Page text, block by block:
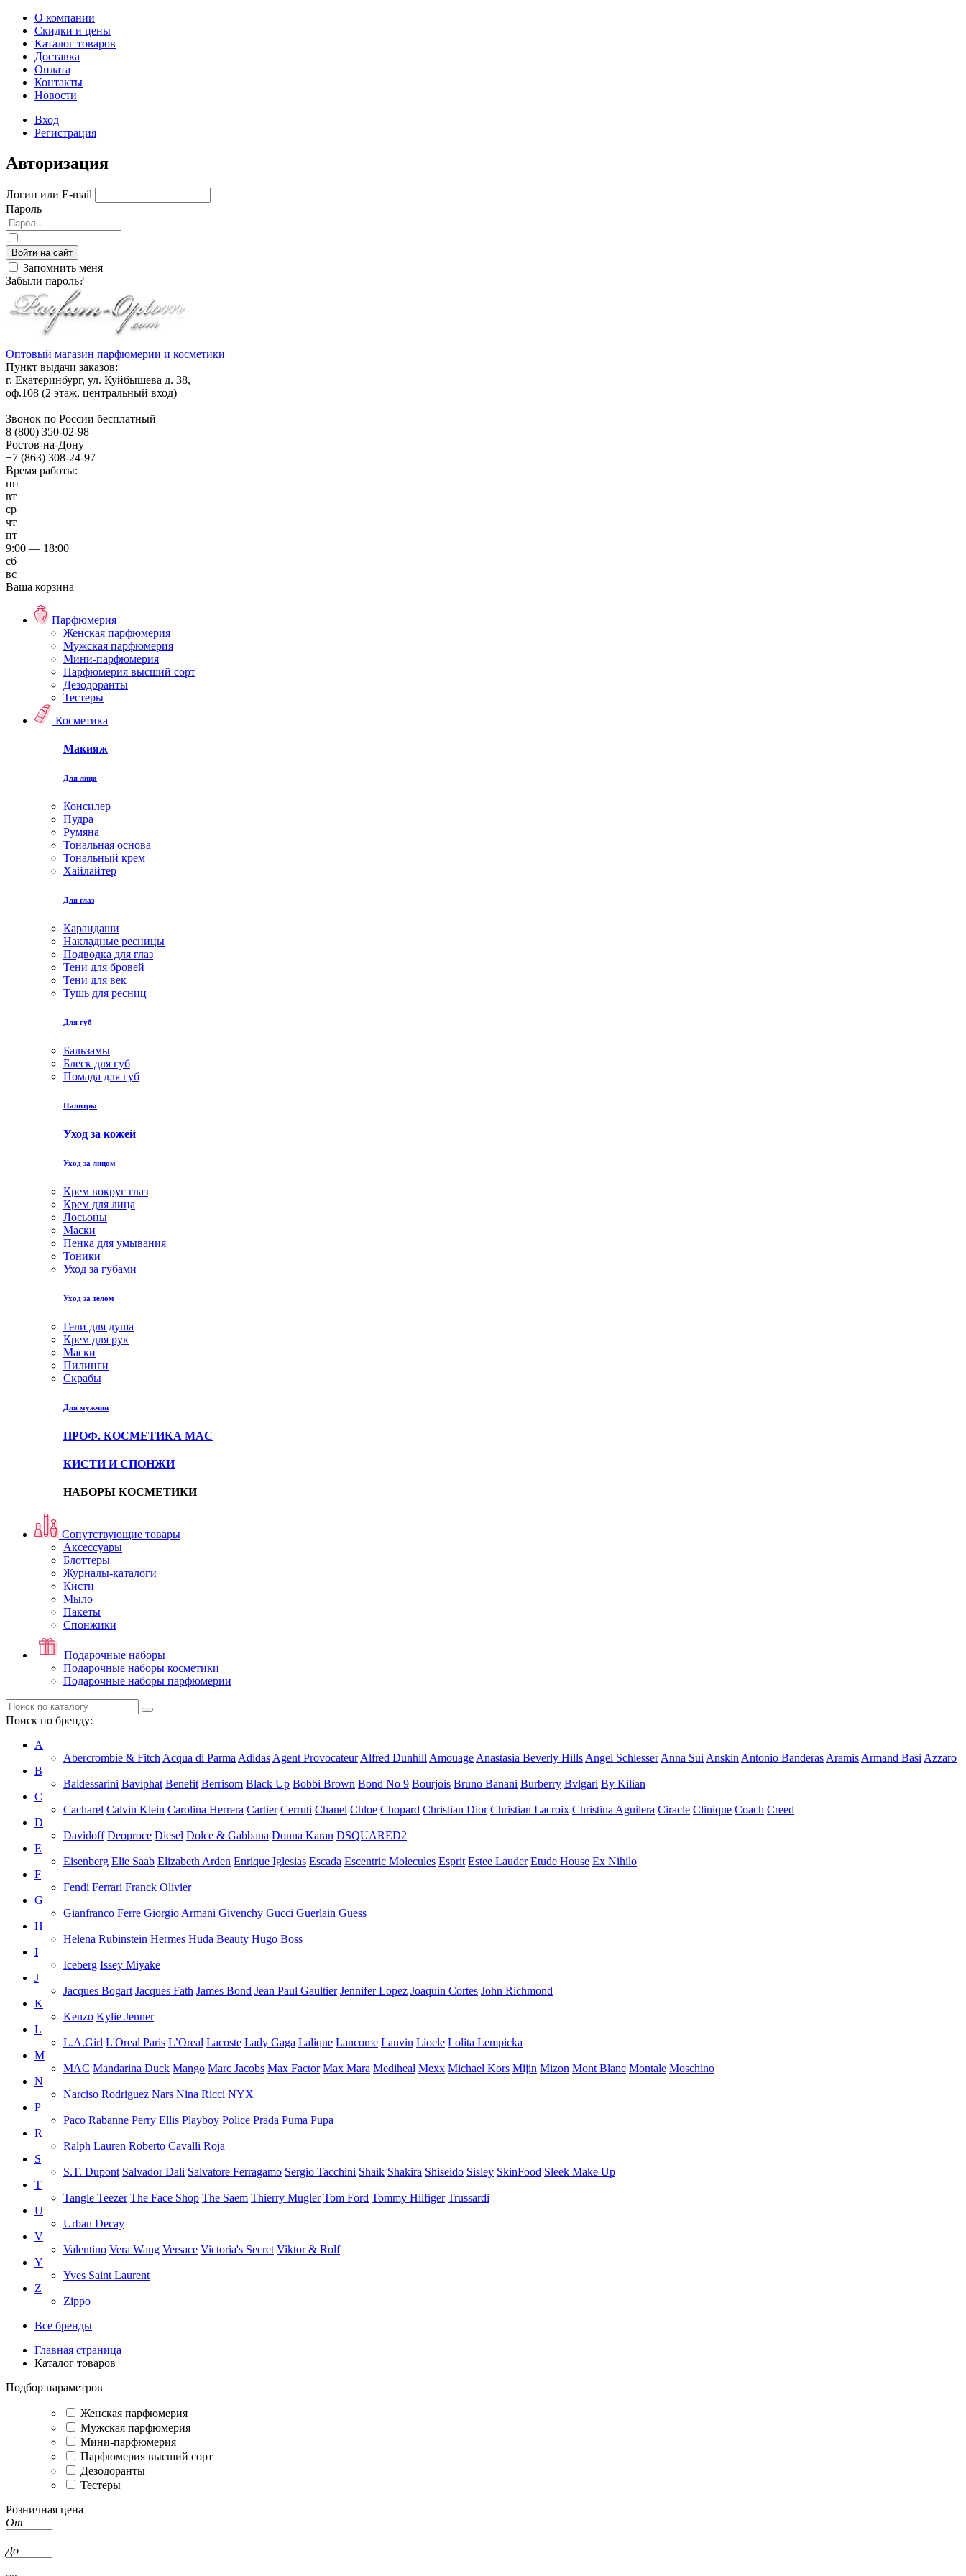
О компании
Скидки и цены
Каталог товаров
Доставка
Оплата
Контакты
Новости
Вход
Регистрация
Авторизация
Логин или E-mail
Пароль
Войти на сайт
Запомнить меня
Забыли пароль?
Оптовый магазин парфюмерии и косметики
Пункт выдачи заказов:
г. Екатеринбург, ул. Куйбышева д. 38,
оф.108 (2 этаж, центральный вход)
Звонок по России бесплатный
8 (800) 350-02-98
Ростов-на-Дону
+7 (863) 308-24-97
Время работы:
пн
вт
ср
чт
пт
9:00 — 18:00
сб
вс
Ваша корзина
Парфюмерия
Женская парфюмерия
Мужская парфюмерия
Мини-парфюмерия
Парфюмерия высший сорт
Дезодоранты
Тестеры
Косметика
Макияж
Для лица
Консилер
Пудра
Румяна
Тональная основа
Тональный крем
Хайлайтер
Для глаз
Карандаши
Накладные ресницы
Подводка для глаз
Тени для бровей
Тени для век
Тушь для ресниц
Для губ
Бальзамы
Блеск для губ
Помада для губ
Палитры
Уход за кожей
Уход за лицом
Крем вокруг глаз
Крем для лица
Лосьоны
Маски
Пенка для умывания
Тоники
Уход за губами
Уход за телом
Гели для душа
Крем для рук
Маски
Пилинги
Скрабы
Для мужчин
ПРОФ. КОСМЕТИКА MAC
КИСТИ И СПОНЖИ
НАБОРЫ КОСМЕТИКИ
Сопутствующие товары
Аксессуары
Блоттеры
Журналы-каталоги
Кисти
Мыло
Пакеты
Спонжики
Подарочные наборы
Подарочные наборы косметики
Подарочные наборы парфюмерии
Поиск по бренду:
A
Abercrombie & FitchAcqua di ParmaAdidasAgent ProvocateurAlfred DunhillAmouageAnastasia Beverly HillsAngel SchlesserAnna SuiAnskinAntonio BanderasAramisArmand BasiAzzaro
B
Baldessarini Baviphat Benefit Berrisom Black Up Bobbi Brown Bond No 9 Bourjois Bruno Banani Burberry Bvlgari By Kilian
C
Cacharel Calvin Klein Carolina Herrera Cartier Cerruti Chanel Chloe Chopard Christian Dior Christian Lacroix Christina Aguilera Ciracle Clinique Coach Creed
D
Davidoff Deoproce Diesel Dolce & Gabbana Donna Karan DSQUARED2
E
Eisenberg Elie Saab Elizabeth Arden Enrique Iglesias Escada Escentric Molecules Esprit Estee Lauder Etude House Ex Nihilo
F
Fendi Ferrari Franck Olivier
G
Gianfranco Ferre Giorgio Armani Givenchy Gucci Guerlain Guess
H
Helena Rubinstein Hermes Huda Beauty Hugo Boss
I
Iceberg Issey Miyake
J
Jacques Bogart Jacques Fath James Bond Jean Paul Gaultier Jennifer Lopez Joaquin Cortes John Richmond
K
Kenzo Kylie Jenner
L
L.A.Girl L'Oreal Paris L’Oreal Lacoste Lady Gaga Lalique Lancome Lanvin Lioele Lolita Lempicka
M
MAC Mandarina Duck Mango Marc Jacobs Max Factor Max Mara Mediheal Mexx Michael Kors Mijin Mizon Mont Blanc Montale Moschino
N
Narciso Rodriguez Nars Nina Ricci NYX
P
Paco Rabanne Perry Ellis Playboy Police Prada Puma Pupa
R
Ralph Lauren Roberto Cavalli Roja
S
S.T. Dupont Salvador Dali Salvatore Ferragamo Sergio Tacchini Shaik Shakira Shiseido Sisley SkinFood Sleek Make Up
T
Tangle Teezer The Face Shop The Saem Thierry Mugler Tom Ford Tommy Hilfiger Trussardi
U
Urban Decay
V
Valentino Vera Wang Versace Victoria's Secret Viktor & Rolf
Y
Yves Saint Laurent
Z
Zippo
Все бренды
Главная страница
Каталог товаров
Подбор параметров
Женская парфюмерия
Мужская парфюмерия
Мини-парфюмерия
Парфюмерия высший сорт
Дезодоранты
Тестеры
Розничная цена
От
До